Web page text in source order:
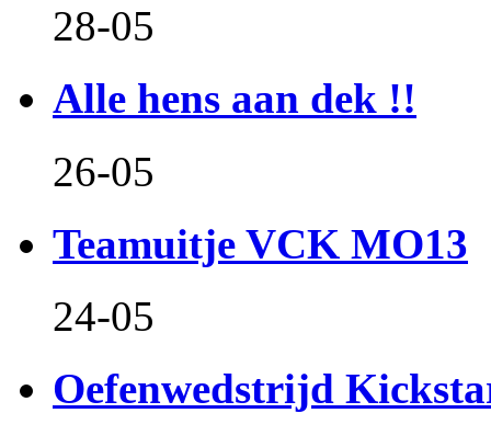
28-05
Alle hens aan dek !!
26-05
Teamuitje VCK MO13
24-05
Oefenwedstrijd